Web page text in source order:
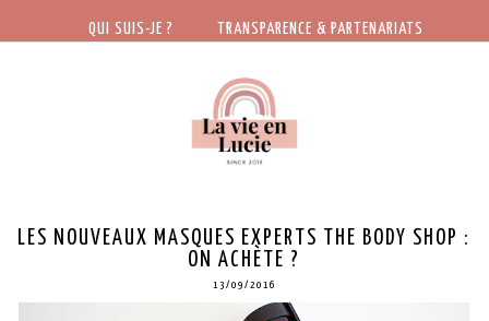
LES NOUVEAUX MASQUES EXPERTS THE BODY SHOP :
ON ACHÈTE ?
13/09/2016
QUI SUIS-JE ? TRANSPARENCE & PARTENARIATS